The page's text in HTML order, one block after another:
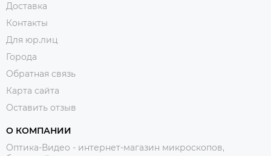
Доставка
Контакты
Для юр.лиц
Города
Обратная связь
Карта сайта
Оставить отзыв
О КОМПАНИИ
Оптика-Видео - интернет-магазин микроскопов,